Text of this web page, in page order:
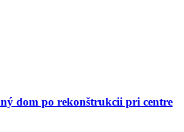
dom po rekonštrukcii pri centre